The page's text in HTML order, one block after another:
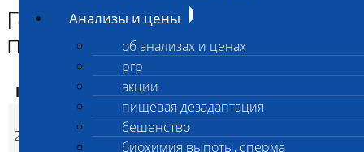
Анализы и цены
об анализах и ценах
prp
акции
пищевая дезадаптация
бешенство
биохимия выпоты, сперма
Генетический комплекс для
пинчера
Код Наименование услуг Цена, руб.
2772
Генетический
комплекс для
6 300p (Время